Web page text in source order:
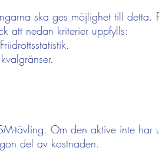
ska ges möjlighet till detta.
att nedan kriterier uppfylls:
tävling. Om den aktive inte har
del av kostnaden.